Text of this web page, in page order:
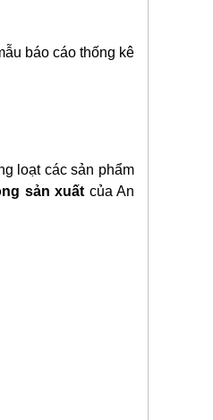
báo cáo thống kê
loạt các sản phẩm
sản xuất của An